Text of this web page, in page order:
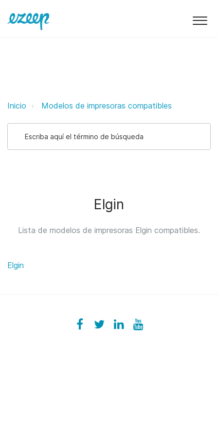
Elgin ezeep Support Support
Inicio Modelos de impresoras compatibles
Elgin
Lista de modelos de impresoras Elgin compatibles.
Elgin
Facebook
ezeeplive
Twitter
ezeepLinkedIn
ezeepYouTube